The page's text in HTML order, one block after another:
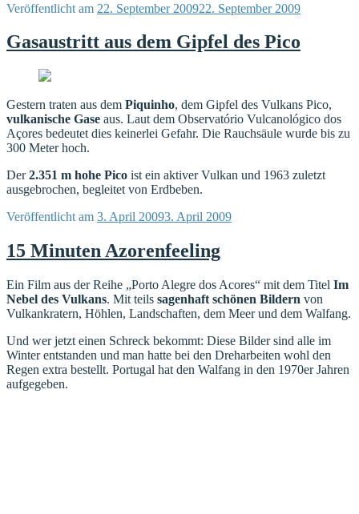
Veröffentlicht am 22. September 200922. September 2009
Gasaustritt aus dem Gipfel des Pico
Gestern traten aus dem Piquinho, dem Gipfel des Vulkans Pico,
vulkanische Gase aus. Laut dem Observatório Vulcanológico dos
Açores bedeutet dies keinerlei Gefahr. Die Rauchsäule wurde bis zu
300 Meter hoch.
Der2.351 m hohe Pico ist ein aktiver Vulkan und 1963 zuletzt
ausgebrochen, begleitet von Erdbeben.
Veröffentlicht am 3. April 20093. April 2009
15 Minuten Azorenfeeling
Ein Film aus der Reihe „Porto Alegre dos Acores“ mit dem Titel Im
Nebel des Vulkans. Mit teils sagenhaft schönen Bildern von
Vulkankratern, Höhlen, Landschaften, dem Meer und dem Walfang.
Und wer jetzt einen Schreck bekommt: Diese Bilder sind alle im
Winter entstanden und man hatte bei den Dreharbeiten wohl den
Regen extra bestellt. Portugal hat den Walfang in den 1970er Jahren
aufgegeben.